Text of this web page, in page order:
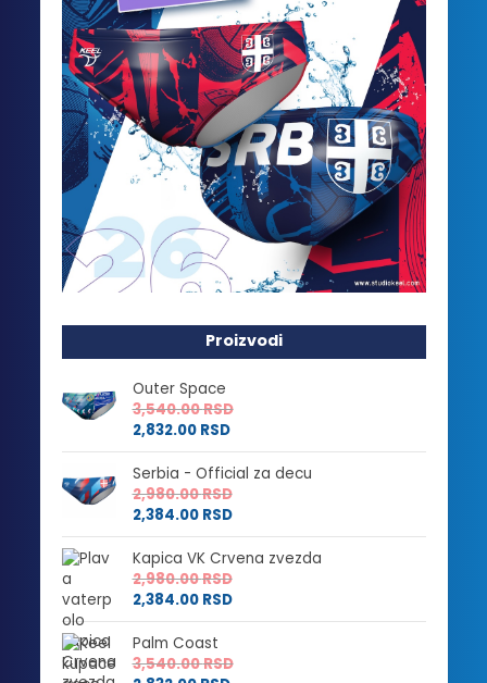
Proizvodi
Outer Space
3,540.00RSD
2,832.00 RSD
Serbia - Official za decu
2,980.00RSD
2,384.00 RSD
Kapica VK Crvena zvezda
2,980.00RSD
2,384.00 RSD
Palm Coast
3,540.00RSD